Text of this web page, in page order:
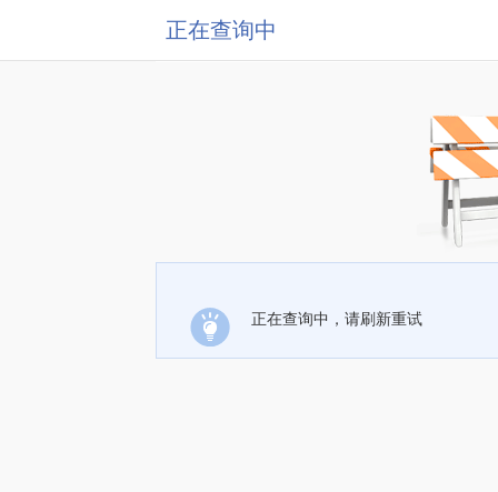
正在查询中
正在查询中，请刷新重试